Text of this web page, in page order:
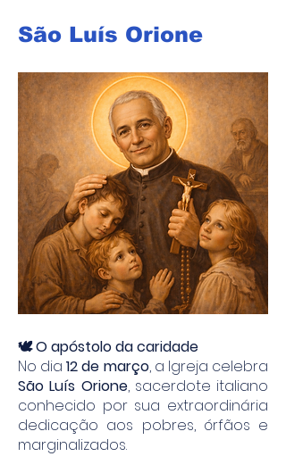
São Luís Orione
🕊️ O apóstolo da caridade
No dia12 de março, a Igreja celebra
São Luís Orione, sacerdote italiano
conhecido por sua extraordinária
dedicação aos pobres, órfãos e
marginalizados.